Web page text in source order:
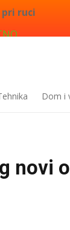
ruci
Dom i
novi